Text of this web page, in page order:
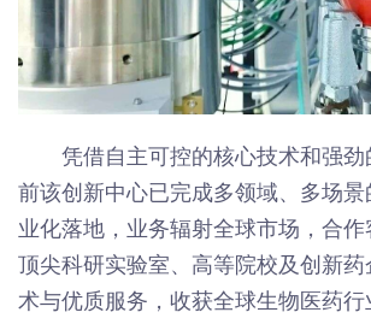
凭借自主可控的核心技术和强劲
前该创新中心已完成多领域、多场
业化落地，业务辐射全球市场，合
顶尖科研实验室、高等院校及创新
术与优质服务，收获全球生物医药